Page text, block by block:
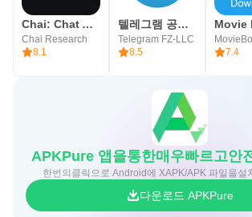
Chai: Chat AI Platform
Chai Research
8.1
텔레그램 공식 앱 Telegram
Telegram FZ-LLC
8.5
Movie
7.4
APKPure 앱을통한매우빠르고안
한번의클릭으로 Android에 XAPK/APK 파일을설
다운로드 APKPure